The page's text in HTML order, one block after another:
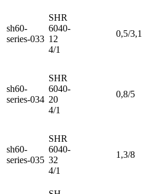
sh60-
series-033
SHR
6040-
12
4/1
0,5/3,1
sh60-
series-034
SHR
6040-
20
4/1
0,8/5
sh60-
series-035
SHR
6040-
32
4/1
1,3/8